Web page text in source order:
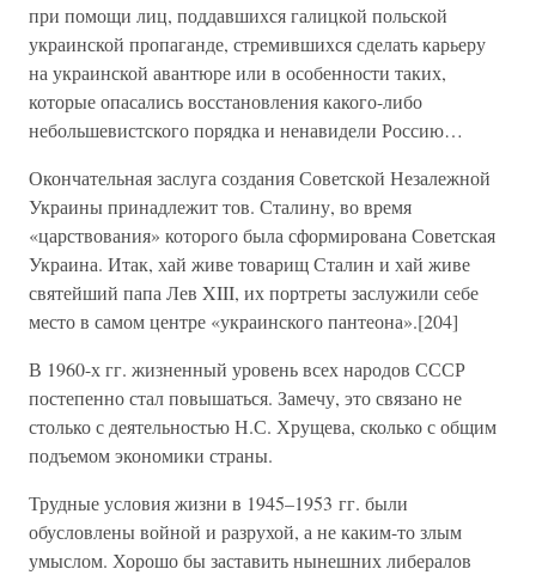
при помощи лиц, поддавшихся галицкой польской
украинской пропаганде, стремившихся сделать карьеру
на украинской авантюре или в особенности таких,
которые опасались восстановления какого-либо
небольшевистского порядка и ненавидели Россию…
Окончательная заслуга создания Советской Незалежной
Украины принадлежит тов. Сталину, во время
«царствования» которого была сформирована Советская
Украина. Итак, хай живе товарищ Сталин и хай живе
святейший папа Лев XIII, их портреты заслужили себе
место в самом центре «украинского пантеона».[204]
В 1960-х гг. жизненный уровень всех народов СССР
постепенно стал повышаться. Замечу, это связано не
столько с деятельностью Н.С. Хрущева, сколько с общим
подъемом экономики страны.
Трудные условия жизни в 1945–1953 гг. были
обусловлены войной и разрухой, а не каким-то злым
умыслом. Хорошо бы заставить нынешних либералов